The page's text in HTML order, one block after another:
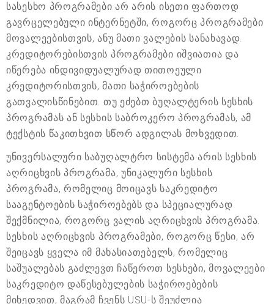
სასესხო პროგრამები არ არის ისეთი ფართოდ
გავრცელებული ინტერნეტში, როგორც პროგრამები
მოვალეებისთვის, ანუ მათი ვალების სანახავად.
კრედიტორებისთვის პროგრამები იშვიათია და
იწერება ინდივიდუალურად თითოეული
კრედიტორისთვის, მათი საჭიროებების
გათვალისწინებით. თუ ეძებთ ბუღალტერის სესხის
პროგრამას ან სესხის საბროკერო პროგრამას, ამ
ტექსტის წაკითხვით სწორ ადგილას მოხვედით.
უნივერსალური საბუღალტრო სისტემა არის სესხის
აღრიცხვის პროგრამა, უნიკალური სესხის
პროგრამა, რომელიც მოიცავს საკრედიტო
სააგენტოების საჭიროებებს და სპეციალურად
შექმნილია, როგორც ვალის აღრიცხვის პროგრამა.
სესხის აღრიცხვის პროგრამები, როგორც წესი, არ
შეიცავს ყველა იმ მახასიათებელს, რომელიც
საშუალებას გაძლევთ ჩაწეროთ სესხები, მოვალეები
საკრედიტო დაწესებულების საჭიროებების
მიხედვით, მაგრამ ჩვენს USU-ს შეუძლია